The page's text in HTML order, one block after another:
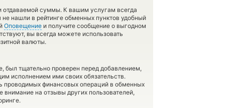
отдаваемой суммы. К вашим услугам всегда
нашли в рейтинге обменных пунктов удобный
Оповещение и получите сообщение о выгодном
вы всегда можете использовать
валюты.
был тщательно проверен перед добавлением,
исполнением ими своих обязательств.
проводимых финансовых операций в обменных
на отзывы других пользователей,